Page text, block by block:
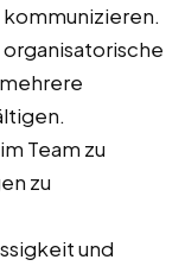
Team zu
zu
und